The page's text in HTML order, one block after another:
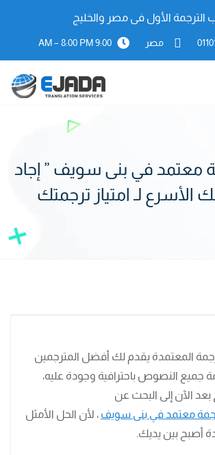
الترجمة الأول فى مصر والخليج
مصر 9:00 AM – 8:00 PM
معتمد في بنى سويف ” إجاد
الأسرع لـ امتياز ترجمتك
المعتمدة يقدم لك أفضل المترجمين
جميع النصوص باحترافية وجودة عليه،
بعد الآن إلى البحث عن
معتمد في بنى سويف ، لأن الحل الأمثل
أصبح بين يديك.